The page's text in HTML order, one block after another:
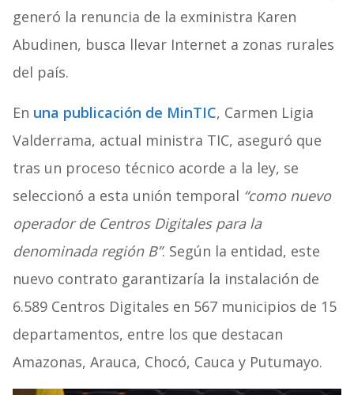
generó la renuncia de la exministra Karen
Abudinen, busca llevar Internet a zonas rurales
del país.
En una publicación de MinTIC, Carmen Ligia
Valderrama, actual ministra TIC, aseguró que
tras un proceso técnico acorde a la ley, se
seleccionó a esta unión temporal “como nuevo
operador de Centros Digitales para la
denominada región B”. Según la entidad, este
nuevo contrato garantizaría la instalación de
6.589 Centros Digitales en 567 municipios de 15
departamentos, entre los que destacan
Amazonas, Arauca, Chocó, Cauca y Putumayo.